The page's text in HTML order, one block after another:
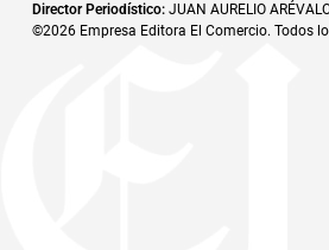
Director Periodístico: JUAN AURELIO
©2026 Empresa Editora El Comercio. Todos